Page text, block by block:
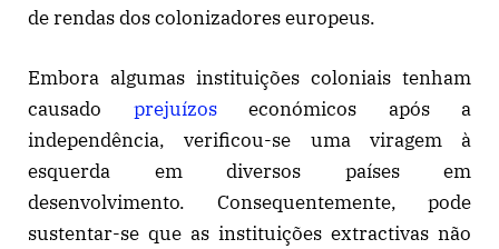
de rendas dos colonizadores europeus.
Embora algumas instituições coloniais tenham
causado prejuízoseconómicos após a
independência, verificou-se uma viragem à
esquerda em diversos países em
desenvolvimento. Consequentemente, pode
sustentar-se que as instituições extractivas não